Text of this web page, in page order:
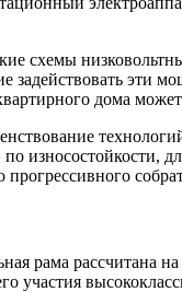
схемы
дома может
прогрессивного
рама рассчитана
участия